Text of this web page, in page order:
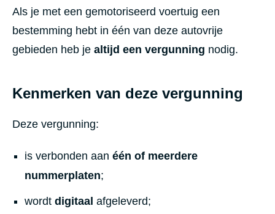
Als je met een gemotoriseerd voertuig een
bestemming hebt in één van deze autovrije
gebieden heb je altijd een vergunning nodig.
Kenmerken van deze vergunning
Deze vergunning:
is verbonden aan één of meerdere
nummerplaten;
wordt digitaal afgeleverd;